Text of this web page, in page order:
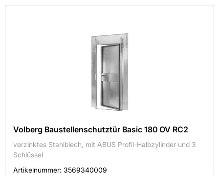
Volberg Bauschutzsysteme GmbH
Länge in mm
25000
50000
Volberg Baustellenschutztür Basic 180 OV RC2
verzinktes Stahlblech, mit ABUS Profil-Halbzylinder und 3
Schlüssel
Artikelnummer: 3569340009